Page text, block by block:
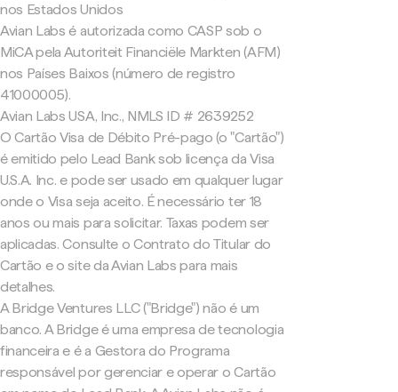
nos Estados Unidos
Avian Labs é autorizada como CASP sob o
MiCA pela Autoriteit Financiële Markten (AFM)
nos Países Baixos (número de registro
41000005).
Avian Labs USA, Inc., NMLS ID # 2639252
O Cartão Visa de Débito Pré-pago (o "Cartão")
é emitido pelo Lead Bank sob licença da Visa
U.S.A. Inc. e pode ser usado em qualquer lugar
onde o Visa seja aceito. É necessário ter 18
anos ou mais para solicitar. Taxas podem ser
aplicadas. Consulte o Contrato do Titular do
Cartão e o site da Avian Labs para mais
detalhes.
A Bridge Ventures LLC ("Bridge") não é um
banco. A Bridge é uma empresa de tecnologia
financeira e é a Gestora do Programa
responsável por gerenciar e operar o Cartão